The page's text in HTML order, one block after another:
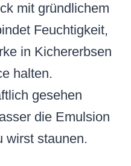
mit gründlichem
Feuchtigkeit,
in Kichererbsen
halten.
gesehen
die Emulsion
wirst staunen.